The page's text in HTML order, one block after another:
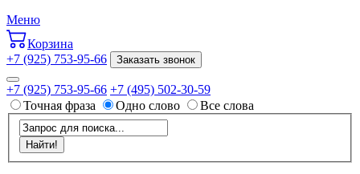
Меню
Корзина
+7 (925) 753-95-66
Заказать звонок
+7 (925) 753-95-66 +7 (495) 502-30-59
Точная фраза
Одно слово Все слова